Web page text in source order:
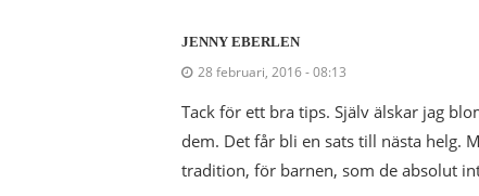
JENNY EBERLEN
28 februari, 2016 - 08:13
Tack för ett bra tips. Själv älskar jag
dem. Det får bli en sats till nästa helg.
tradition, för barnen, som de absolut